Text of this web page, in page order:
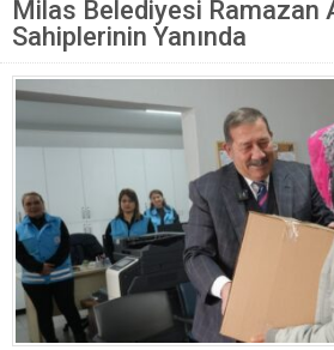
Köşe Yazıları
Sağlık
Milas Belediyesi Ramazan
Sahiplerinin Yanında